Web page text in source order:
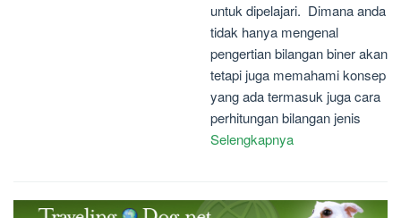
untuk dipelajari. Dimana anda
tidak hanya mengenal
pengertian bilangan biner akan
tetapi juga memahami konsep
yang ada termasuk juga cara
perhitungan bilangan jenis
Selengkapnya